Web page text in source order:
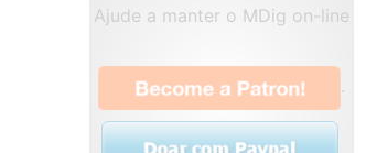
Ajude a manter o MDig on-line
.